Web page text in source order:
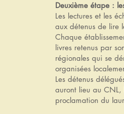
Deuxième étape :
Les lectures et les
aux détenus de lire
Chaque
livres retenus par
régionales qui se
organisées
Les détenus
auront lieu au
proclamation du